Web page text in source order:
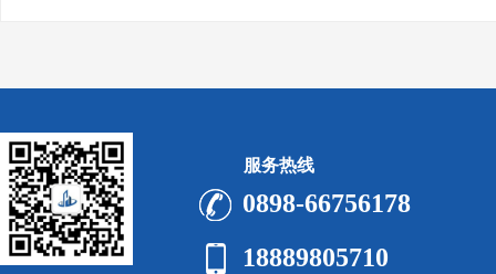
服务热线
0898-66756178
18889805710